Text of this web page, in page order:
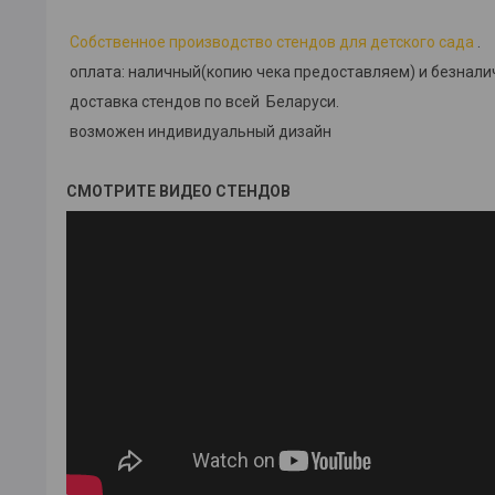
Собственное производство стендов для детского сада
оплата: наличный(копию чека предоставляем) и
доставка стендов по всей Беларуси.
возможен индивидуальный дизайн
СМОТРИТЕ ВИДЕО СТЕНДОВ